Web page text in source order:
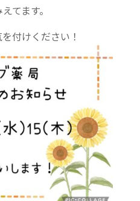
てます。
付けください！